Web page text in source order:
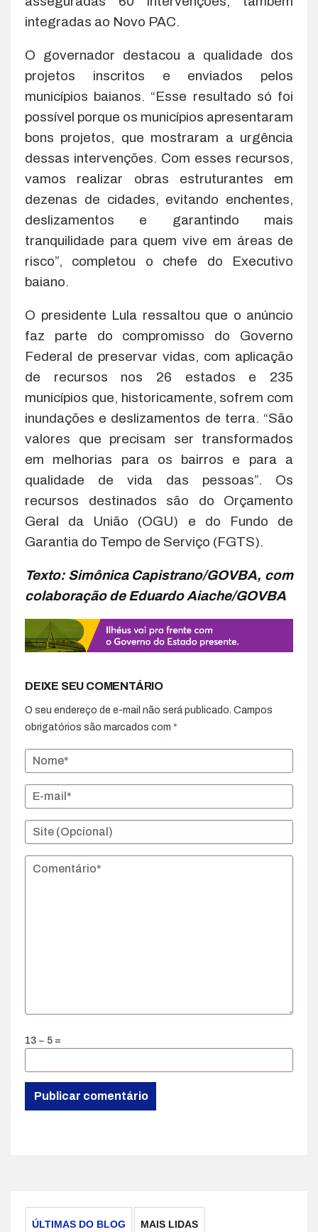
integradas ao Novo PAC.
O governador destacou a qualidade dos
projetos inscritos e enviados pelos
municípios baianos. “Esse resultado só foi
possível porque os municípios apresentaram
bons projetos, que mostraram a urgência
dessas intervenções. Com esses recursos,
vamos realizar obras estruturantes em
dezenas de cidades, evitando enchentes,
deslizamentos e garantindo mais
tranquilidade para quem vive em áreas de
risco”, completou o chefe do Executivo
baiano.
O presidente Lula ressaltou que o anúncio
faz parte do compromisso do Governo
Federal de preservar vidas, com aplicação
de recursos nos 26 estados e 235
municípios que, historicamente, sofrem com
inundações e deslizamentos de terra. “São
valores que precisam ser transformados
em melhorias para os bairros e para a
qualidade de vida das pessoas”. Os
recursos destinados são do Orçamento
Geral da União (OGU) e do Fundo de
Garantia do Tempo de Serviço (FGTS).
Texto: Simônica Capistrano/GOVBA, com
colaboração de Eduardo Aiache/GOVBA
DEIXE SEU COMENTÁRIO
O seu endereço de e-mail não será publicado. Campos
obrigatórios são marcados com *
13 − 5 =
ÚLTIMAS DO BLOG MAIS LIDAS